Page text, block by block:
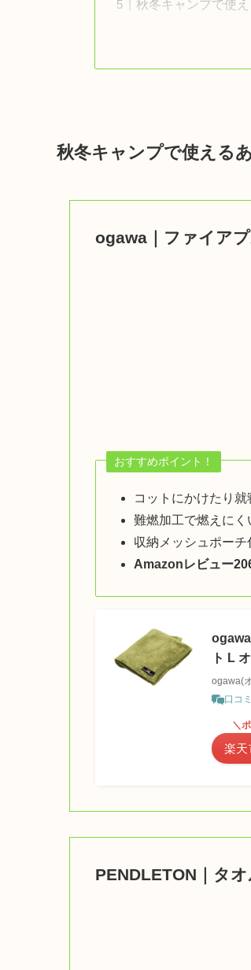
秋冬キャンプで使
秋冬キャンプで使える
ogawa｜ファイア
おすすめポイント！
コットにかけたり
難燃加工で燃えにく
収納メッシュポーチ
Amazonレビュー
ト L
ogawa(
口コ
＼
楽天
PENDLETON｜タ